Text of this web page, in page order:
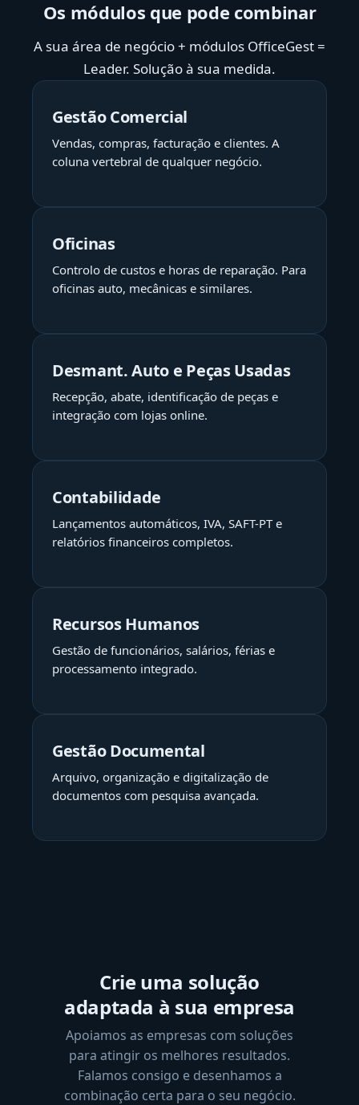
Os módulos que pode combinar
A sua área de negócio + módulos OfficeGest =
Leader. Solução à sua medida.
Gestão Comercial
Vendas, compras, facturação e clientes. A
coluna vertebral de qualquer negócio.
Oficinas
Controlo de custos e horas de reparação. Para
oficinas auto, mecânicas e similares.
Desmant. Auto e Peças Usadas
Recepção, abate, identificação de peças e
integração com lojas online.
Contabilidade
Lançamentos automáticos, IVA, SAFT-PT e
relatórios financeiros completos.
Recursos Humanos
Gestão de funcionários, salários, férias e
processamento integrado.
Gestão Documental
Arquivo, organização e digitalização de
documentos com pesquisa avançada.
Crie uma solução
adaptada à sua empresa
Apoiamos as empresas com soluções
para atingir os melhores resultados.
Falamos consigo e desenhamos a
combinação certa para o seu negócio.